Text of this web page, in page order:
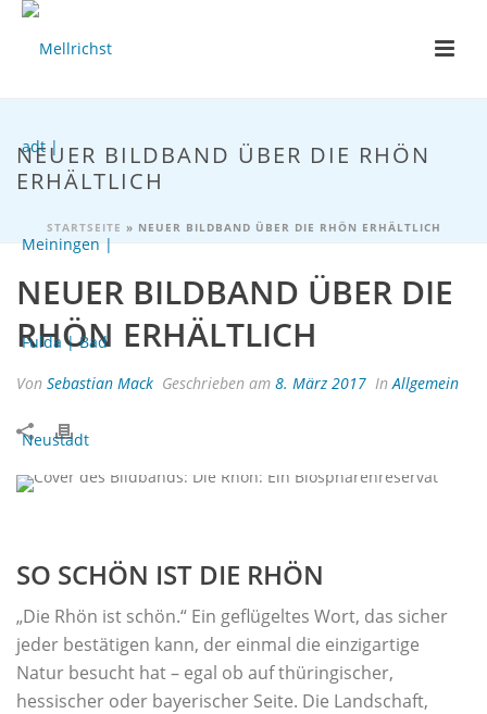
NEUER BILDBAND ÜBER DIE RHÖN
ERHÄLTLICH
STARTSEITE » NEUER BILDBAND ÜBER DIE RHÖN ERHÄLTLICH
NEUER BILDBAND ÜBER DIE
RHÖN ERHÄLTLICH
Von Sebastian Mack Geschrieben am 8. März 2017 InAllgemein
SO SCHÖN IST DIE RHÖN
„Die Rhön ist schön.“ Ein geflügeltes Wort, das sicher
jeder bestätigen kann, der einmal die einzigartige
Natur besucht hat – egal ob auf thüringischer,
hessischer oder bayerischer Seite. Die Landschaft,